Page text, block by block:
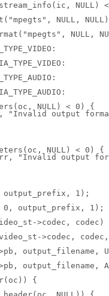
NULL)
NULL,
NULL,
NULL) < 0) {
output format
NULL) < 0) {
output
output_prefix, 1);
0, output_prefix, 1);
>codec,
>codec,
output_filename,
output_filename,
{